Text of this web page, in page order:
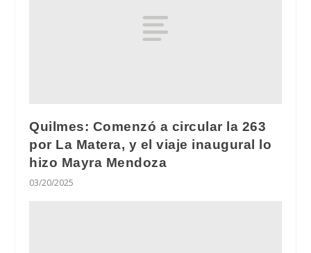
Quilmes: Comenzó a circular la 263
por La Matera, y el viaje inaugural lo
hizo Mayra Mendoza
03/20/2025